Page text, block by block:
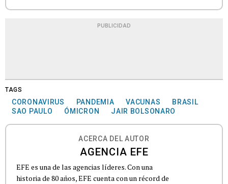
PUBLICIDAD
TAGS
CORONAVIRUS PANDEMIA VACUNAS
BRASIL
SAO PAULO
ÓMICRON JAIR BOLSONARO
ACERCA DEL AUTOR
AGENCIA EFE
EFE es una de las agencias líderes. Con una
historia de 80 años, EFE cuenta con un récord de